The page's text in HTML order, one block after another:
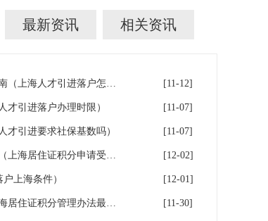
最新资讯 相关资讯
上海在沪工作稳定的人才人才引进落户指南（上海人才引进落户怎么办理） [11-12]
才引进落户办理时限） [11-07]
才引进要求社保基数吗） [11-07]
申办上海居住证积分无法受理成功的原因（上海居住证积分申请受理通过,等待审批） [12-02]
上海条件） [12-01]
上海市居住证积分管理办法实施细则（上海居住证积分管理办法最全解读） [11-30]